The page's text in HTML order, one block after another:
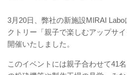
3月20日、弊社の新施設MIRAI
クトリー「親子で楽しむアップサ
開催いたしました。
このイベントには親子合わせて41